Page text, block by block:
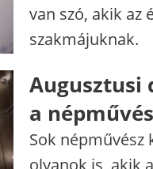
van szó, akik az
szakmájuknak.
Augusztusi
a
Sok
olyanok is, akik